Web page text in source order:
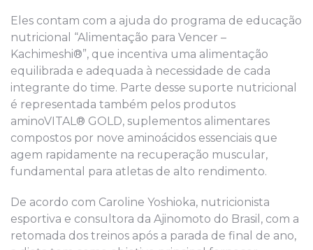
Eles contam com a ajuda do programa de educação
nutricional “Alimentação para Vencer –
Kachimeshi®”, que incentiva uma alimentação
equilibrada e adequada à necessidade de cada
integrante do time. Parte desse suporte nutricional
é representada também pelos produtos
aminoVITAL® GOLD, suplementos alimentares
compostos por nove aminoácidos essenciais que
agem rapidamente na recuperação muscular,
fundamental para atletas de alto rendimento.
De acordo com Caroline Yoshioka, nutricionista
esportiva e consultora da Ajinomoto do Brasil, com a
retomada dos treinos após a parada de final de ano,